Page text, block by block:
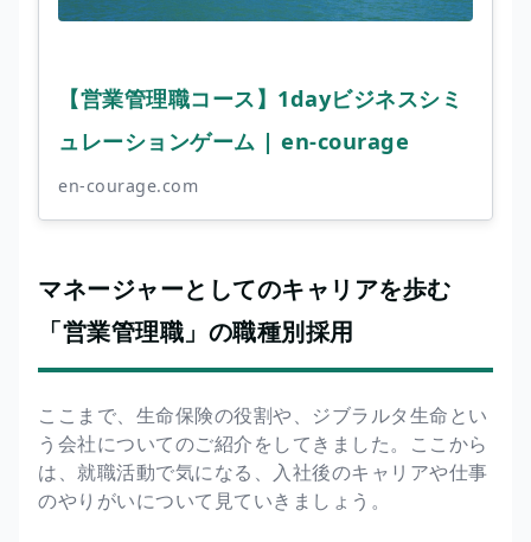
【営業管理職コース】1dayビジネスシミ
ュレーションゲーム | en-courage
en-courage.com
マネージャーとしてのキャリアを歩む
「営業管理職」の職種別採用
ここまで、生命保険の役割や、ジブラルタ生命とい
う会社についてのご紹介をしてきました。ここから
は、就職活動で気になる、入社後のキャリアや仕事
のやりがいについて見ていきましょう。